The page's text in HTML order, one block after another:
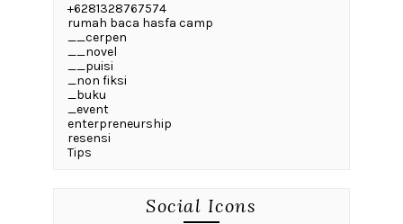
+6281328767574
rumah baca hasfa camp
__cerpen
__novel
__puisi
_non fiksi
_buku
_event
enterpreneurship
resensi
Tips
Social Icons